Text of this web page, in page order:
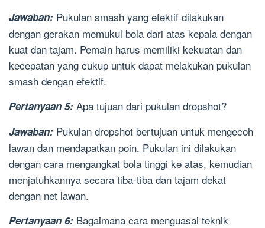
Jawaban: Pukulan smash yang efektif dilakukan
dengan gerakan memukul bola dari atas kepala dengan
kuat dan tajam. Pemain harus memiliki kekuatan dan
kecepatan yang cukup untuk dapat melakukan pukulan
smash dengan efektif.
Pertanyaan 5: Apa tujuan dari pukulan dropshot?
Jawaban: Pukulan dropshot bertujuan untuk mengecoh
lawan dan mendapatkan poin. Pukulan ini dilakukan
dengan cara mengangkat bola tinggi ke atas, kemudian
menjatuhkannya secara tiba-tiba dan tajam dekat
dengan net lawan.
Pertanyaan 6: Bagaimana cara menguasai teknik